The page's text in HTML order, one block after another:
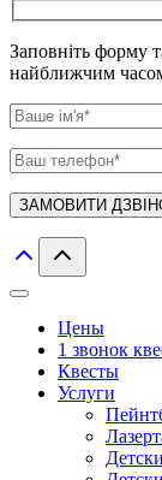
Заповніть форму
найближчим
Цены
1 звонок
Квесты
Услуги